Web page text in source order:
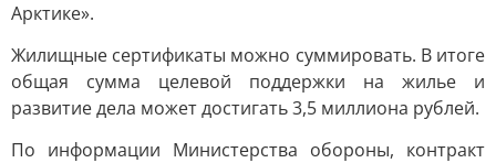
Арктике».
Жилищные сертификаты можно суммировать. В итоге
общая сумма целевой поддержки на жилье и
развитие дела может достигать 3,5 миллиона рублей.
По информации Министерства обороны, контракт